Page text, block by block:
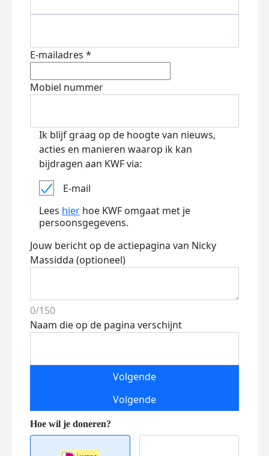
E-mailadres *
Mobiel nummer
Ik blijf graag op de hoogte van nieuws,
acties en manieren waarop ik kan
bijdragen aan KWF via:
E-mail
Lees hier hoe KWF omgaat met je
persoonsgegevens.
Jouw bericht op de actiepagina van Nicky
Massidda (optioneel)
0/150
Naam die op de pagina verschijnt
Volgende
Volgende